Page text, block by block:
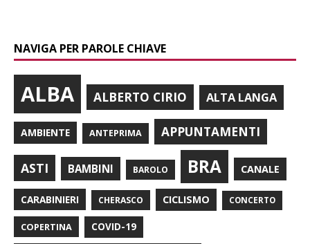
NAVIGA PER PAROLE CHIAVE
ALBA ALBERTO CIRIO ALTA LANGA
AMBIENTE ANTEPRIMA APPUNTAMENTI
ASTI BAMBINI BAROLO BRA CANALE
CARABINIERI CHERASCO CICLISMO CONCERTO
COPERTINA COVID-19